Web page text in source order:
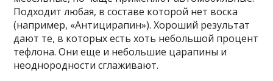
Подходит любая, в составе которой нет воска
(например, «Антицирапин»). Хороший результат
дают те, в которых есть хоть небольшой процент
тефлона. Они еще и небольшие царапины и
неоднородности сглаживают.